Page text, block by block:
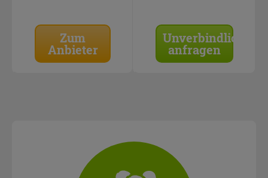
Zum
Anbieter
Unverbindlich
anfragen